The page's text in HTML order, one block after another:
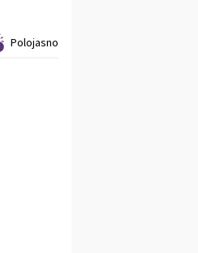
Polojasno